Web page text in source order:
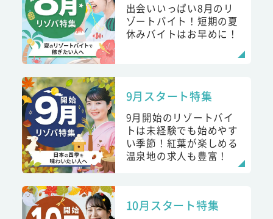
出会いいっぱい8月のリ
ゾートバイト！短期の夏
休みバイトはお早めに！
9月スタート特集
9月開始のリゾートバイ
トは未経験でも始めやす
い季節！紅葉が楽しめる
温泉地の求人も豊富！
10月スタート特集